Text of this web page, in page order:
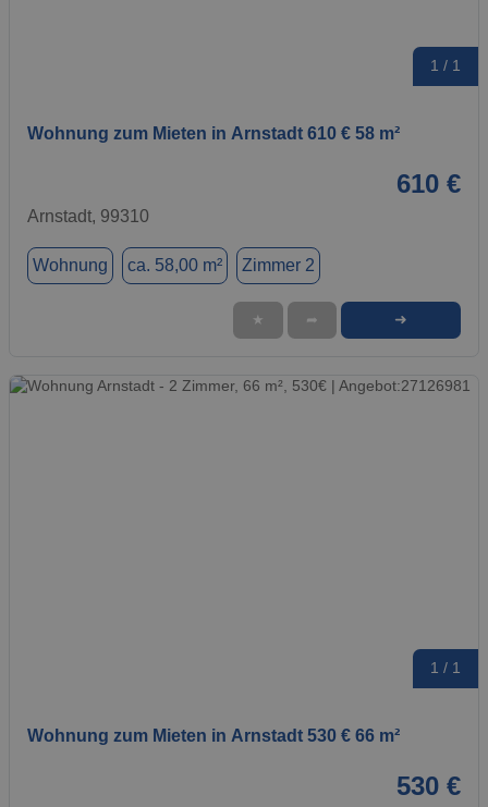
1 / 1
Wohnung zum Mieten in Arnstadt 610 € 58 m²
610 €
Arnstadt, 99310
Wohnung ca. 58,00 m² Zimmer 2
★ ➦ ➜
1 / 1
Wohnung zum Mieten in Arnstadt 530 € 66 m²
530 €